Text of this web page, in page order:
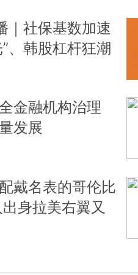
｜社保基数加速
、韩股杠杆狂潮
金融机构治理
发展
戴名表的哥伦比
身拉美右翼又